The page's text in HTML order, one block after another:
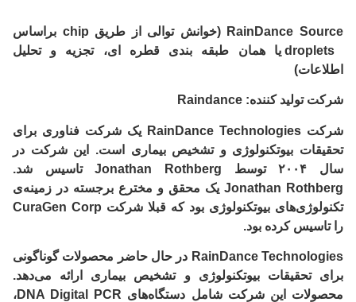
RainDance Source (خوانش توالی از طریق chip براساس
droplets یا همان طبقه بندی قطره ای، تجزیه و تحلیل
اطلاعات)
شرکت تولید کننده: Raindance
شرکت RainDance Technologies یک شرکت فناوری برای
تحقیقات بیوتکنولوژی و تشخیص بیماری است. این شرکت در
سال ۲۰۰۴ توسط Jonathan Rothberg تاسیس شد.
Jonathan Rothberg یک محقق و مخترع برجسته در زمینه‌ی
تکنولوژی‌های بیوتکنولوژی بود که قبلا شرکت CuraGen Corp
را تاسیس کرده بود.
RainDance Technologies در حال حاضر محصولات گوناگونی
برای تحقیقات بیوتکنولوژی و تشخیص بیماری ارائه می‌دهد.
محصولات این شرکت شامل دستگاه‌های DNA Digital PCR،